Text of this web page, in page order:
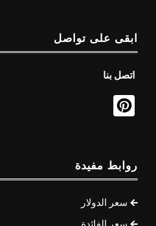
ابقى على تواصل
اتصل بنا
روابط مفيدة
سعر الدولار
سعر الفائدة